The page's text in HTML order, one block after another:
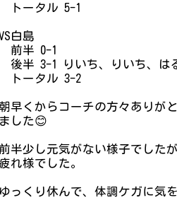
トータル 5-1
白島
前半 0-1
後半 3-1 りいち
トータル 3-2
朝早くからコーチの方々ありが
ました😊
前半少し元気がない様子でした
れ様でした。
ゆっくり休んで、体調ケガに気